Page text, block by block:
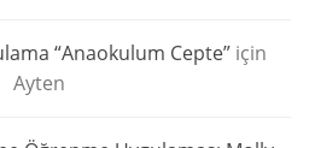
“Anaokulum Cepte”için
Ayten